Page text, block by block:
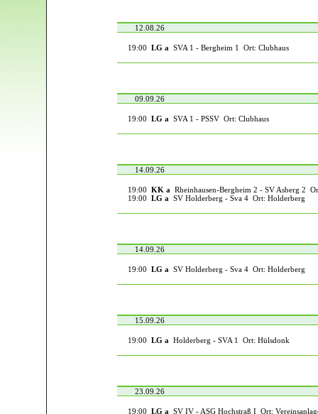
12.08.26
19:00 LG a SVA 1 - Bergheim 1 Ort: Clubhaus
09.09.26
19:00 LG a SVA 1 - PSSV Ort: Clubhaus
14.09.26
19:00 KK a Rheinhausen-Bergheim 2 - SV Asberg 2
19:00 LG a SV Holderberg - Sva 4 Ort: Holderberg
14.09.26
19:00 LG a SV Holderberg - Sva 4 Ort: Holderberg
15.09.26
19:00 LG a Holderberg - SVA 1 Ort: Hülsdonk
23.09.26
19:00 LG a SV IV - ASG Hochstraß I Ort: